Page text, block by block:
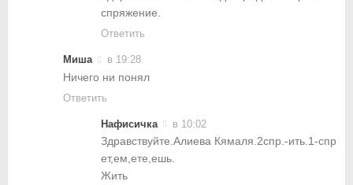
спряжение.
Ответить
Миша в 19:28
Ничего ни понял
Ответить
Нафисичка в 10:02
Здравствуйте.Алиева Кямаля.2спр.-ить.1-спр
ет,ем,ете,ешь.
Жить